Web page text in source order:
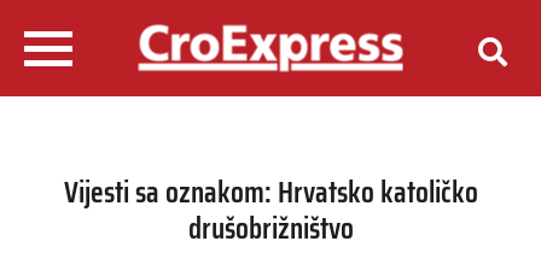
Vijesti sa oznakom: Hrvatsko katoličko
drušobrižništvo